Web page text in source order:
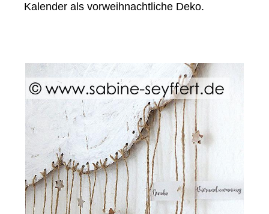
Kalender als vorweihnachtliche Deko.